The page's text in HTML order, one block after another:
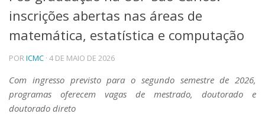
Telefones e Mapas
Pessoas
Ensino
Graduação
Educação a distância
Cursos de Extensão
Pesquisa e Inovação
inscrições abertas nas áreas de
matemática, estatística e computação
PORICMC · 4 DE MAIO DE 2026
Com ingresso previsto para o segundo semestre de 2026,
programas oferecem vagas de mestrado, doutorado e
doutorado direto